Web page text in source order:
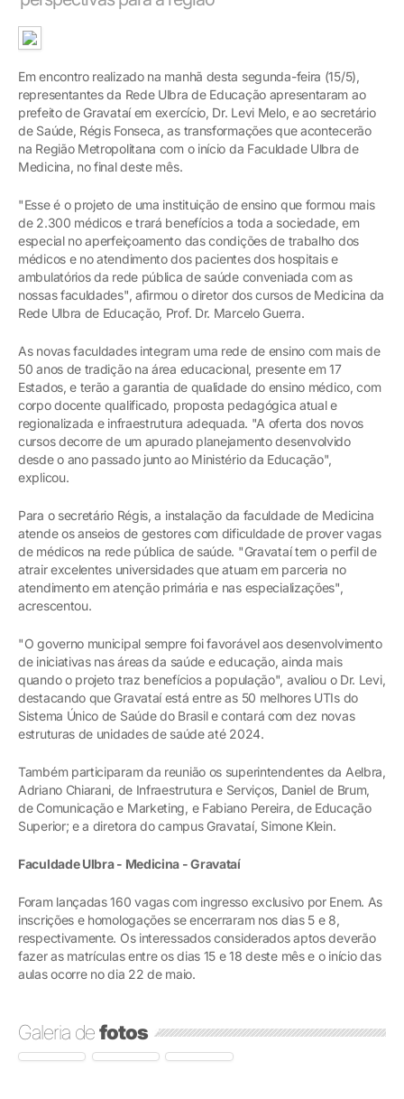
Em encontro realizado na manhã desta segunda-feira (15/5),
representantes da Rede Ulbra de Educação apresentaram ao
prefeito de Gravataí em exercício, Dr. Levi Melo, e ao secretário
de Saúde, Régis Fonseca, as transformações que acontecerão
na Região Metropolitana com o início da Faculdade Ulbra de
Medicina, no final deste mês.
"Esse é o projeto de uma instituição de ensino que formou mais
de 2.300 médicos e trará benefícios a toda a sociedade, em
especial no aperfeiçoamento das condições de trabalho dos
médicos e no atendimento dos pacientes dos hospitais e
ambulatórios da rede pública de saúde conveniada com as
nossas faculdades", afirmou o diretor dos cursos de Medicina da
Rede Ulbra de Educação, Prof. Dr. Marcelo Guerra.
As novas faculdades integram uma rede de ensino com mais de
50 anos de tradição na área educacional, presente em 17
Estados, e terão a garantia de qualidade do ensino médico, com
corpo docente qualificado, proposta pedagógica atual e
regionalizada e infraestrutura adequada. "A oferta dos novos
cursos decorre de um apurado planejamento desenvolvido
desde o ano passado junto ao Ministério da Educação",
explicou.
Para o secretário Régis, a instalação da faculdade de Medicina
atende os anseios de gestores com dificuldade de prover vagas
de médicos na rede pública de saúde. "Gravataí tem o perfil de
atrair excelentes universidades que atuam em parceria no
atendimento em atenção primária e nas especializações",
acrescentou.
"O governo municipal sempre foi favorável aos desenvolvimento
de iniciativas nas áreas da saúde e educação, ainda mais
quando o projeto traz benefícios a população", avaliou o Dr. Levi,
destacando que Gravataí está entre as 50 melhores UTIs do
Sistema Único de Saúde do Brasil e contará com dez novas
estruturas de unidades de saúde até 2024.
Também participaram da reunião os superintendentes da Aelbra,
Adriano Chiarani, de Infraestrutura e Serviços, Daniel de Brum,
de Comunicação e Marketing, e Fabiano Pereira, de Educação
Superior; e a diretora do campus Gravataí, Simone Klein.
Faculdade Ulbra - Medicina - Gravataí
Foram lançadas 160 vagas com ingresso exclusivo por Enem. As
inscrições e homologações se encerraram nos dias 5 e 8,
respectivamente. Os interessados considerados aptos deverão
fazer as matrículas entre os dias 15 e 18 deste mês e o início das
aulas ocorre no dia 22 de maio.
Galeria defotos